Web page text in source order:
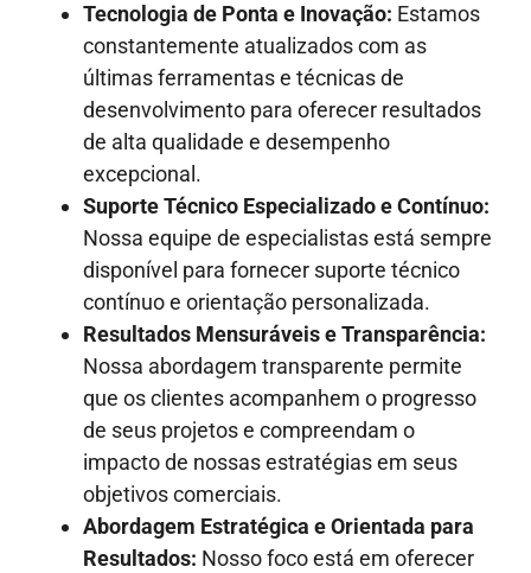
Tecnologia de Ponta e Inovação: Estamos
constantemente atualizados com as
últimas ferramentas e técnicas de
desenvolvimento para oferecer resultados
de alta qualidade e desempenho
excepcional.
Suporte Técnico Especializado e Contínuo:
Nossa equipe de especialistas está sempre
disponível para fornecer suporte técnico
contínuo e orientação personalizada.
Resultados Mensuráveis e Transparência:
Nossa abordagem transparente permite
que os clientes acompanhem o progresso
de seus projetos e compreendam o
impacto de nossas estratégias em seus
objetivos comerciais.
Abordagem Estratégica e Orientada para
Resultados: Nosso foco está em oferecer